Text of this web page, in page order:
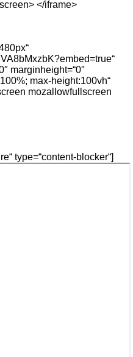
</iframe>
marginheight=“0″
max-height:100vh“
mozallowfullscreen
type=“content-blocker“]